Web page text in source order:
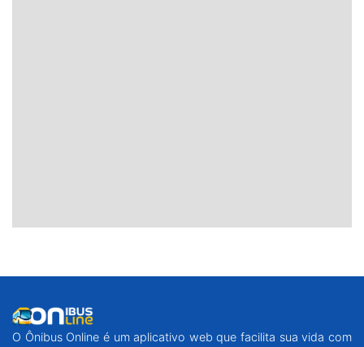
O Ônibus Online é um aplicativo web que facilita sua vida com